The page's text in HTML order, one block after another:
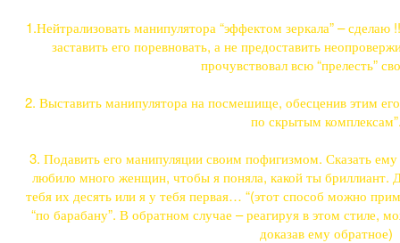
1.Нейтрализовать манипулятора “эффектом зеркала” –
заставить его поревновать, а не предоставить
прочувствовал всю “прелесть”
2. Выставить манипулятора на посмешище, обесценив этим
по скрытым
3. Подавить его манипуляции своим пофигизмом. Сказать
любило много женщин, чтобы я поняла, какой ты бриллиант.
тебя их десять или я у тебя первая… “(этот способ можно
“по барабану”. В обратном случае – реагируя в этом стиле,
доказав ему обратное)